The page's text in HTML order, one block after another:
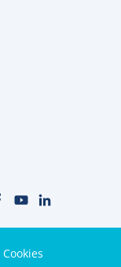
Cookies